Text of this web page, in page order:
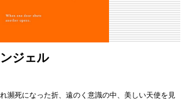
ジェル
瀕死になった折、遠のく意識の中、美しい天使を見